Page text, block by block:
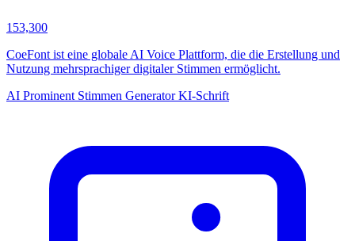
153,300
CoeFont ist eine globale AI Voice Plattform, die die Erstellung und
Nutzung mehrsprachiger digitaler Stimmen ermöglicht.
AI Prominent Stimmen GeneratorKI-Schrift